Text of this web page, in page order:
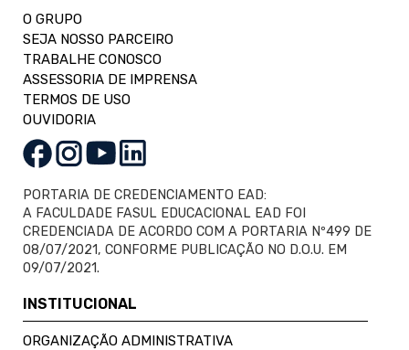
O GRUPO
SEJA NOSSO PARCEIRO
TRABALHE CONOSCO
ASSESSORIA DE IMPRENSA
TERMOS DE USO
OUVIDORIA
PORTARIA DE CREDENCIAMENTO EAD:
A FACULDADE FASUL EDUCACIONAL EAD FOI
CREDENCIADA DE ACORDO COM A PORTARIA Nº499 DE
08/07/2021, CONFORME PUBLICAÇÃO NO D.O.U. EM
09/07/2021.
INSTITUCIONAL
ORGANIZAÇÃO ADMINISTRATIVA